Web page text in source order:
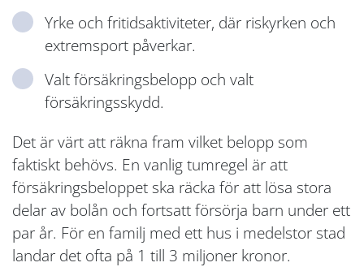
Yrke och fritidsaktiviteter, där riskyrken och
extremsport påverkar.
Valt försäkringsbelopp och valt
försäkringsskydd.
Det är värt att räkna fram vilket belopp som
faktiskt behövs. En vanlig tumregel är att
försäkringsbeloppet ska räcka för att lösa stora
delar av bolån och fortsatt försörja barn under ett
par år. För en familj med ett hus i medelstor stad
landar det ofta på 1 till 3 miljoner kronor.